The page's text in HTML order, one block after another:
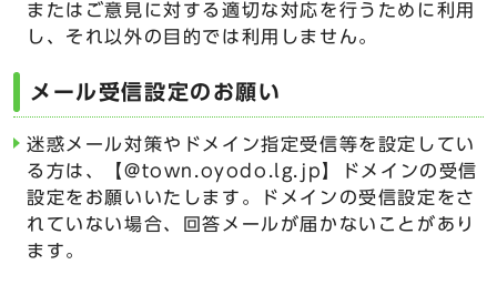
またはご意見に対する適切な対応を行うために利用
し、それ以外の目的では利用しません。
メール受信設定のお願い
迷惑メール対策やドメイン指定受信等を設定してい
る方は、【@town.oyodo.lg.jp】ドメインの受信
設定をお願いいたします。ドメインの受信設定をさ
れていない場合、回答メールが届かないことがあり
ます。